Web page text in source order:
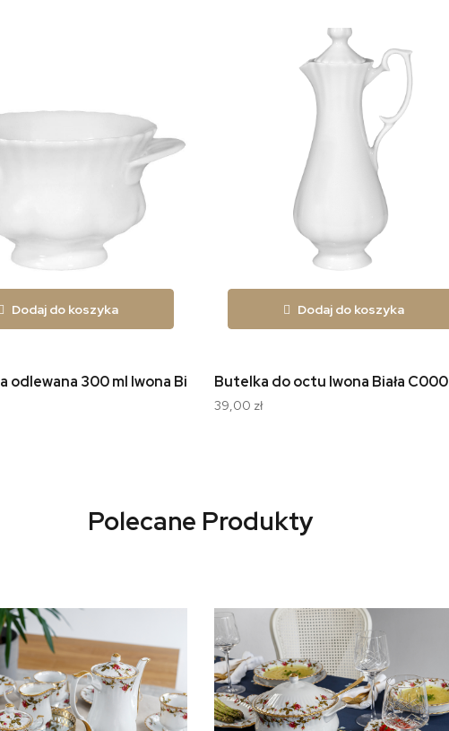
Dodaj do koszyka
odlewana 300 ml Iwona Biała C000
Dodaj do koszyka
Butelka do octu Iwona Biała C000
39,00 zł
Polecane Produkty